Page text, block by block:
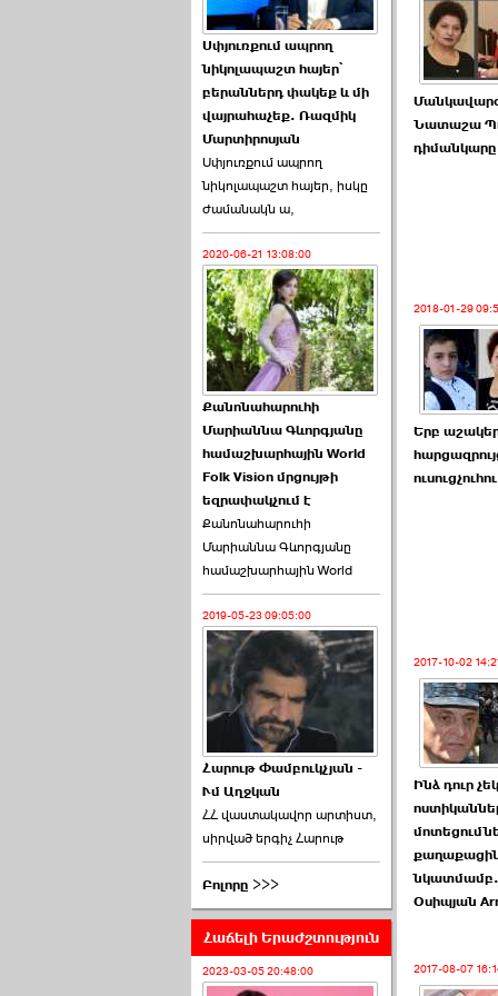
Աննա Վարդապետյանն
ուղերձ է հղել ›››
2026-06-25 23:21:00
Պաշտոնակռիվը սկսված
է. «Հրապարակ» ›››
2026-06-25 17:13:00
ԱԺ նախագահի
թեկնածու է ընտրվել
Ռուբեն Ռուբինյանը ›››
2026-06-23 21:28:00
«Ժողովուրդ»-ը
հերթական ›››
2026-06-21 23:00:00
armlur.ՔՊ-ի ներսում
սպասում են ›››
Սփյուռքում ապրող
նիկոլապաշտ հայեր՝
բերաններդ փակեք և մի
վայրահաչեք. Ռազմիկ
Մարտիրոսյան
Սփյուռքում ապրող
նիկոլապաշտ հայեր, իսկը
ժամանակն ա,
2020-06-21 13:08:00
Քանոնահարուհի
Մարիաննա Գևորգյանը
համաշխարհային World
Folk Vision մրցույթի
եզրափակչում է
Քանոնահարուհի
Մարիաննա Գևորգյանը
համաշխարհային World
2019-05-23 09:05:00
Հարութ Փամբուկչյան -
Ւմ Աղջկան
ՀՀ վաստակավոր արտիստ,
սիրված երգիչ Հարութ
Բոլորը >>>
Հաճելի Երաժշտություն
2023-03-05 20:48:00
Նատաշա
դիմանկարը
2018-01-29
Երբ
2017-10-02
Ինձ դուր
նկատմամբ.
Օսիպյան
2017-08-07